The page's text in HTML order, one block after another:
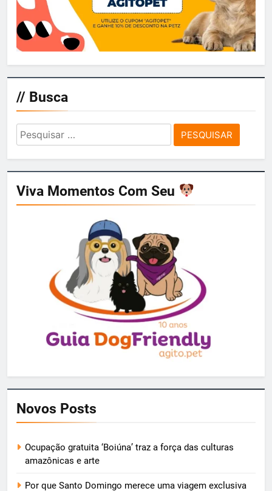
// Busca
Pesquisar
por:
Viva Momentos Com Seu
Novos Posts
Ocupação gratuita ‘Boiúna’ traz a força das culturas
amazônicas e arte
Por que Santo Domingo merece uma viagem exclusiva